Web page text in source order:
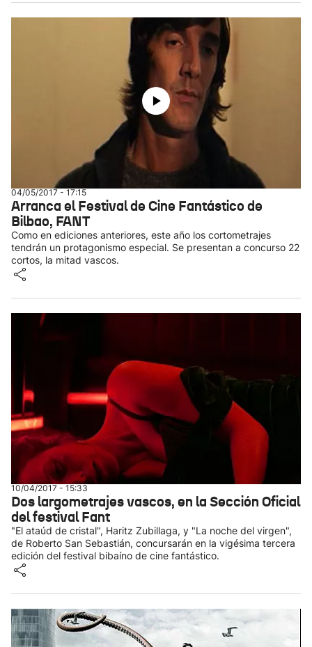
04/05/2017 - 17:15
Arranca el Festival de Cine Fantástico de
Bilbao, FANT
Como en ediciones anteriores, este año los cortometrajes
tendrán un protagonismo especial. Se presentan a concurso 22
cortos, la mitad vascos.
10/04/2017 - 15:33
Dos largometrajes vascos, en la Sección Oficial
del festival Fant
"El ataúd de cristal", Haritz Zubillaga, y "La noche del virgen",
de Roberto San Sebastián, concursarán en la vigésima tercera
edición del festival bibaíno de cine fantástico.